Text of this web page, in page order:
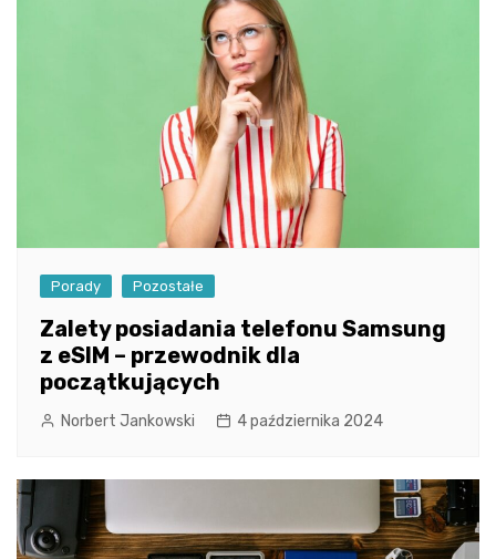
Porady Pozostałe
Zalety posiadania telefonu Samsung
z eSIM – przewodnik dla
początkujących
Norbert Jankowski 4 października 2024